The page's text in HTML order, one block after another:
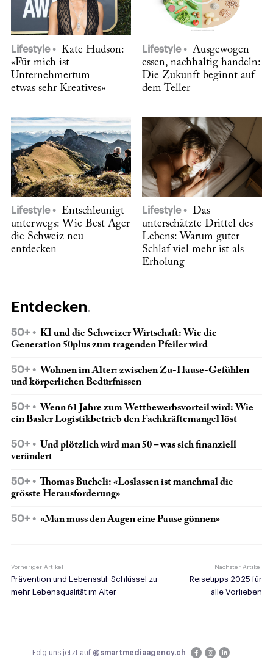
Lifestyle
Kate Hudson:
«Für mich ist
Unternehmertum
etwas sehr Kreatives»
Lifestyle
Ausgewogen
essen, nachhaltig handeln:
Die Zukunft beginnt auf
dem Teller
Lifestyle
Entschleunigt
unterwegs: Wie Best Ager
die Schweiz neu
entdecken
Lifestyle
Das
unterschätzte Drittel des
Lebens: Warum guter
Schlaf viel mehr ist als
Erholung
Entdecken
50+
KI und die Schweizer Wirtschaft: Wie die
Generation 50plus zum tragenden Pfeiler wird
50+
Wohnen im Alter: zwischen Zu-Hause-Gefühlen
und körperlichen Bedürfnissen
50+
Wenn 61 Jahre zum Wettbewerbsvorteil wird: Wie
ein Basler Logistikbetrieb den Fachkräftemangel löst
50+
Und plötzlich wird man 50 – was sich finanziell
verändert
50+
Thomas Bucheli: «Loslassen ist manchmal die
grösste Herausforderung»
50+ «Man muss den Augen eine Pause gönnen»
Vorheriger Artikel
Prävention und Lebensstil: Schlüssel zu
mehr Lebensqualität im Alter
Nächster Artikel
Reisetipps 2025 für
alle Vorlieben
Folg uns jetzt auf @smartmediaagency.ch